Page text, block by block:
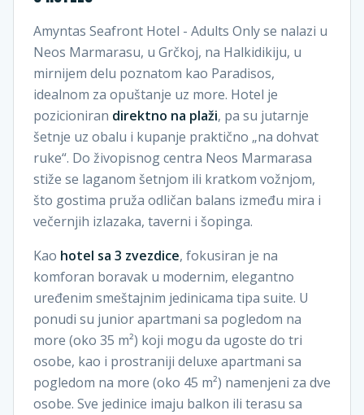
Amyntas Seafront Hotel - Adults Only se nalazi u
Neos Marmarasu, u Grčkoj, na Halkidikiju, u
mirnijem delu poznatom kao Paradisos,
idealnom za opuštanje uz more. Hotel je
pozicioniran direktno na plaži, pa su jutarnje
šetnje uz obalu i kupanje praktično „na dohvat
ruke“. Do živopisnog centra Neos Marmarasa
stiže se laganom šetnjom ili kratkom vožnjom,
što gostima pruža odličan balans između mira i
večernjih izlazaka, taverni i šopinga.
Kao hotel sa 3 zvezdice, fokusiran je na
komforan boravak u modernim, elegantno
uređenim smeštajnim jedinicama tipa suite. U
ponudi su junior apartmani sa pogledom na
more (oko 35 m²) koji mogu da ugoste do tri
osobe, kao i prostraniji deluxe apartmani sa
pogledom na more (oko 45 m²) namenjeni za dve
osobe. Sve jedinice imaju balkon ili terasu sa